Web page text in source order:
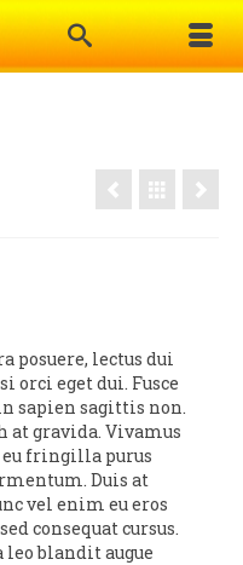
posuere, lectus dui
orci eget dui. Fusce
sapien sagittis non.
at gravida. Vivamus
fringilla purus
Duis at
vel enim eu eros
consequat cursus.
blandit augue